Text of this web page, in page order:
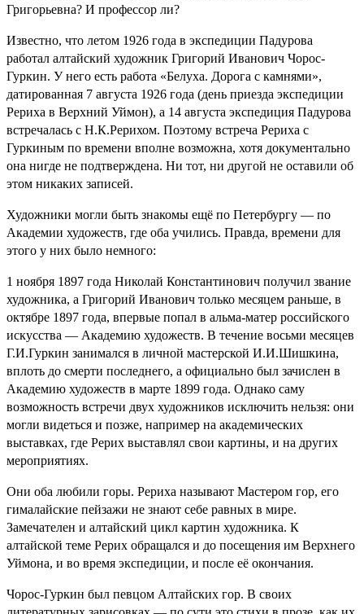
Григорьевна? И профессор ли?
Известно, что летом 1926 года в экспедиции Падурова
работал алтайский художник Григорий Иванович Чорос-
Гуркин. У него есть работа «Белуха. Дорога с камнями»,
датированная 7 августа 1926 года (день приезда экспедиции
Рериха в Верхний Уймон), а 14 августа экспедиция Падурова
встречалась с Н.К.Рерихом. Поэтому встреча Рериха с
Гуркиным по времени вполне возможна, хотя документально
она нигде не подтверждена. Ни тот, ни другой не оставили об
этом никаких записей.
Художники могли быть знакомы ещё по Петербургу — по
Академии художеств, где оба учились. Правда, времени для
этого у них было немного:
1 ноября 1897 года Николай Константинович получил звание
художника, а Григорий Иванович только месяцем раньше, в
октябре 1897 года, впервые попал в альма-матер российского
искусства — Академию художеств. В течение восьми месяцев
Г.И.Гуркин занимался в личной мастерской И.И.Шишкина,
вплоть до смерти последнего, а официально был зачислен в
Академию художеств в марте 1899 года. Однако саму
возможность встречи двух художников исключить нельзя: они
могли видеться и позже, например на академических
выставках, где Рерих выставлял свои картины, и на других
мероприятиях.
Они оба любили горы. Рериха называют Мастером гор, его
гималайские пейзажи не знают себе равных в мире.
Замечателен и алтайский цикл картин художника. К
алтайской теме Рерих обращался и до посещения им Верхнего
Уймона, и во время экспедиции, и после её окончания.
Чорос-Гуркин был певцом Алтайских гор. В своих